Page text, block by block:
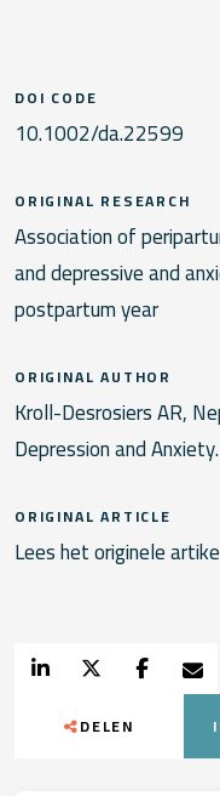
DOI CODE
10.1002/da.22599
ORIGINAL RESEARCH
Association of
and depressive and
postpartum year
ORIGINAL AUTHOR
Kroll-Desrosiers AR,
Depression and
ORIGINAL ARTICLE
Lees het originele
DELEN